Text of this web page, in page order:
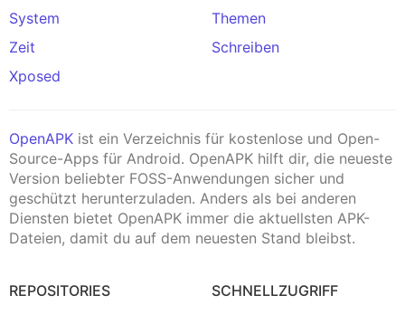
System
Themen
Zeit
Schreiben
Xposed
OpenAPK ist ein Verzeichnis für kostenlose und Open-
Source-Apps für Android. OpenAPK hilft dir, die neueste
Version beliebter FOSS-Anwendungen sicher und
geschützt herunterzuladen. Anders als bei anderen
Diensten bietet OpenAPK immer die aktuellsten APK-
Dateien, damit du auf dem neuesten Stand bleibst.
REPOSITORIES
SCHNELLZUGRIFF